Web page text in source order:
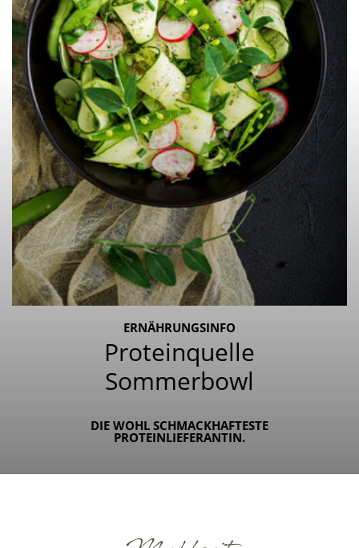
ERNÄHRUNGSINFO
Proteinquelle
Sommerbowl
DIE WOHL SCHMACKHAFTESTE
PROTEINLIEFERANTIN.